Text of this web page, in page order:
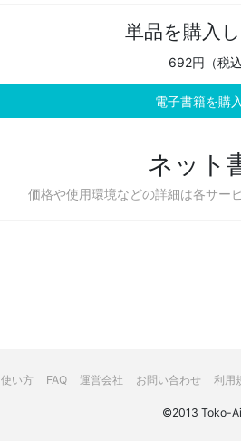
単品を購入
692円（税込
電子書籍を購
ネット
価格や使用環境などの詳細は各サー
使い方 FAQ 運営会社 お問い合わせ 利用
©2013 Toko-